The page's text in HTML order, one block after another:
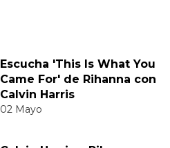
Escucha 'This Is What You
Came For' de Rihanna con
Calvin Harris
02 Mayo